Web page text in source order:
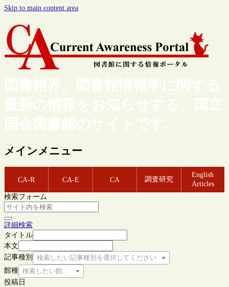
Skip to main content area
図書館界、図書館情報学に関する
最新の情報をお知らせする、国立
国会図書館のサイトです。
メインメニュー
CA-R CA-E CA 調査研究
English
Articles
検索フォーム
詳細検索
タイトル
本文
記事種別
検索したい記事種別を選択してください
館種 検索したい館種を選択してください
投稿日